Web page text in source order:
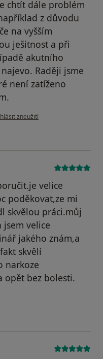
chtít dále problém
z důvodu
na vyšším
ješitnost a při
akutního
Raději jsme
není zatíženo
názoru uživatele D.V.
zneužití
velice
poděkovat,ze mi
skvělou práci.můj
jsem velice
jakého znám,a
skvělí
narkoze
opět bez bolesti.
Váš účet byl odstraněn